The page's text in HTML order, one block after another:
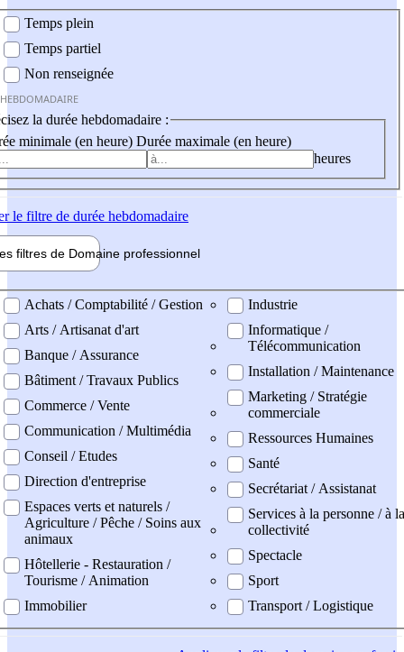
Temps plein
Temps partiel
Non renseignée
la durée hebdomadaire :
minimale (en heure) Durée maximale (en heure)
heures
le filtre de durée hebdomadaire
filtres de Domaine professionnel
professionel
Achats / Comptabilité / Gestion
Arts / Artisanat d'art
Banque / Assurance
Bâtiment / Travaux Publics
Commerce / Vente
Communication / Multimédia
Conseil / Etudes
Direction d'entreprise
Espaces verts et naturels /
Agriculture / Pêche / Soins aux
animaux
Hôtellerie - Restauration /
Tourisme / Animation
Immobilier
Industrie
Informatique /
Télécommunication
Installation / Maintenance
Marketing / Stratégie
commerciale
Ressources Humaines
Santé
Secrétariat / Assistanat
Services à la personne / à la
collectivité
Spectacle
Sport
Transport / Logistique